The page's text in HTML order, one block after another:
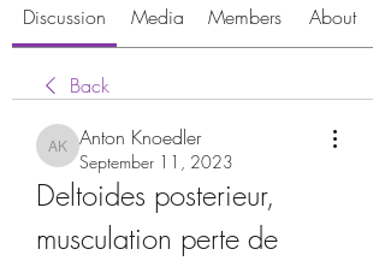
Discussion Media Members About
Back
Anton Knoedler
Anton Knoedler
September 11, 2023
Deltoides posterieur,
musculation perte de